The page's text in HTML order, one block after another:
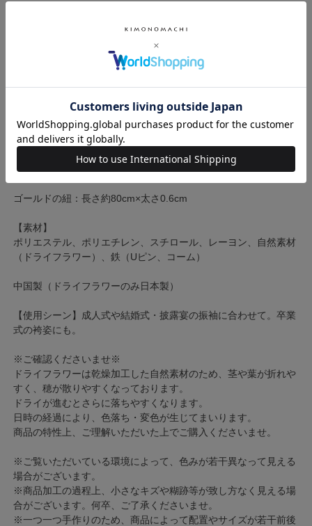
オレンジのお花：約4cm×約2cm（Uピン部分除く） / Uピン長
葉っぱモチーフ大：約9.5cm×約5.5cm（Uピン部分除く） / Uピ
ン長さ：約5.5cm
葉っぱモチーフ小：約7cm×約5cm（Uピン部分除く） / Uピン長
さ：約5.5cm
ゴールドの紐：長さ約80cm×太さ0.6cm
【素材】
ポリエステル、ポリエチレン、スチロール、レーヨン、自然素材
（ドライフラワー）、鉄（Uピン、コーム）
中国製（ドライフラワーのみ日本製）
【使用シーン】成人式や結婚式・披露宴の振袖に合わせて。卒業
式の袴姿にも。
※ご確認くださいませ※
ドライフラワーは乾燥加工した自然素材のため、茎や葉が折れや
すく、穂が散りやすくなっております。
ドライが進むとさらに落ちやすくなります。
日時の経過により、色落ち・変色が生じてまいります。
商品の特性上、ご理解いただいた上でご購入くださいませ。
※ご覧いただいている環境によって、色みが若干異なって見える
場合がございます。
※商品加工の過程上、小さなキズや糊跡等が致し方なく見える場
合がございます。何卒、ご了承くださいませ。
※一つ一つ手作りのため、商品によって配置やサイズが若干前後